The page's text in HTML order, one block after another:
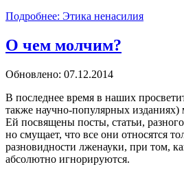
Подробнее: Этика ненасилия
O чем молчим?
Обновлено: 07.12.2014
В последнее время в наших
также научно-популярных
Ей посвящены посты, статьи,
но смущает, что все они относятся
разновидности лженауки, при том,
абсолютно игнорируются.